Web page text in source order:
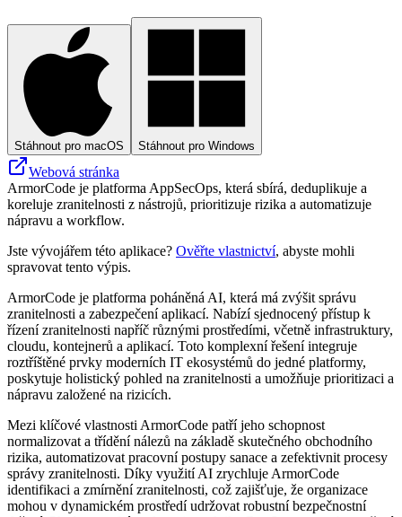
Stáhnout pro macOS Stáhnout pro Windows
Webová stránka
ArmorCode je platforma AppSecOps, která sbírá, deduplikuje a
koreluje zranitelnosti z nástrojů, prioritizuje rizika a automatizuje
nápravu a workflow.
Jste vývojářem této aplikace? Ověřte vlastnictví, abyste mohli
spravovat tento výpis.
ArmorCode je platforma poháněná AI, která má zvýšit správu
zranitelnosti a zabezpečení aplikací. Nabízí sjednocený přístup k
řízení zranitelnosti napříč různými prostředími, včetně infrastruktury,
cloudu, kontejnerů a aplikací. Toto komplexní řešení integruje
roztříštěné prvky moderních IT ekosystémů do jedné platformy,
poskytuje holistický pohled na zranitelnosti a umožňuje prioritizaci a
nápravu založené na rizicích.
Mezi klíčové vlastnosti ArmorCode patří jeho schopnost
normalizovat a třídění nálezů na základě skutečného obchodního
rizika, automatizovat pracovní postupy sanace a zefektivnit procesy
správy zranitelnosti. Díky využití AI zrychluje ArmorCode
identifikaci a zmírnění zranitelnosti, což zajišťuje, že organizace
mohou v dynamickém prostředí udržovat robustní bezpečnostní